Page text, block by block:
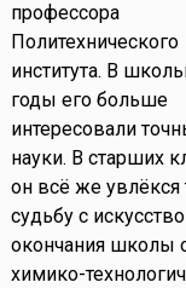
профессора
Политехнического
института. В
годы его больше
интересовали
науки. В старших
он всё же
судьбу с
окончания школы
химико-